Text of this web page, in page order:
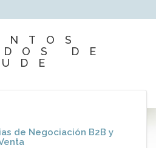
DE
de Negociación B2B y